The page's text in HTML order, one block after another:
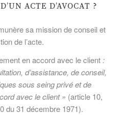
ACTE D’AVOCAT ?
sa mission de conseil et
de l’acte.
en accord avec le client:
d’assistance, de conseil,
sous seing privé et de
avec le client » (article 10,
du 31 décembre 1971).